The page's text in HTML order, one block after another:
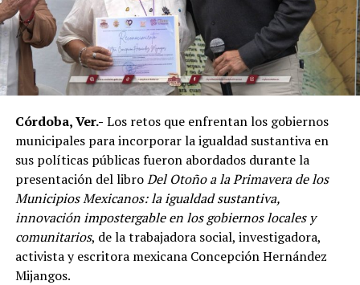
Marroquín destacó el desempeño que ha tenido México
en competencias internacionales de artes marciales
mixtas y sostuvo que el país se ha consolidado como una
de las principales potencias del continente americano
en esta disciplina.
De acuerdo con el dirigente deportivo, México ha
conseguido cinco campeonatos panamericanos
consecutivos por equipos, superando a delegaciones
como Estados Unidos y Brasil, considerado uno de los
países con mayor tradición en las artes marciales
mixtas.
Ante los cuestionamientos sobre el nivel de agresividad
de este deporte, señaló que las competencias cuentan
Córdoba, Ver.- Los retos que enfrentan los gobiernos
municipales para incorporar la igualdad sustantiva en
sus políticas públicas fueron abordados durante la
presentación del libroDel Otoño a la Primavera de los
Municipios Mexicanos: la igualdad sustantiva,
innovación impostergable en los gobiernos locales y
comunitarios, de la trabajadora social, investigadora,
activista y escritora mexicana Concepción Hernández
Mijangos.